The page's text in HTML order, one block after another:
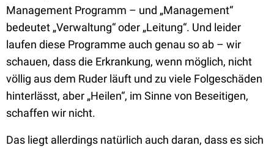
Management Programm – und „Management“
bedeutet „Verwaltung“ oder „Leitung“. Und leider
laufen diese Programme auch genau so ab – wir
schauen, dass die Erkrankung, wenn möglich, nicht
völlig aus dem Ruder läuft und zu viele Folgeschäden
hinterlässt, aber „Heilen“, im Sinne von Beseitigen,
schaffen wir nicht.
Das liegt allerdings natürlich auch daran, dass es sich